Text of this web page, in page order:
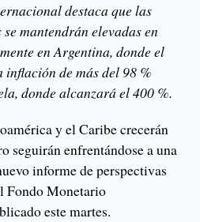
destaca que las
mantendrán elevadas en
en Argentina, donde el
de más del 98 %
donde alcanzará el 400 %.
y el Caribe crecerán
seguirán enfrentándose a una
informe de perspectivas
Fondo Monetario
este martes.